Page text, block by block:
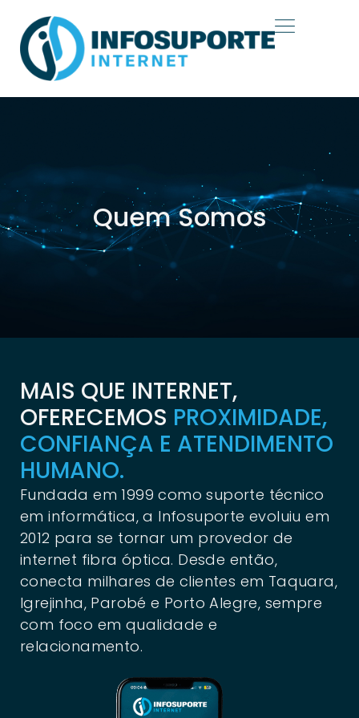
Quem Somos
MAIS QUE INTERNET,
OFERECEMOS PROXIMIDADE,
CONFIANÇA E ATENDIMENTO
HUMANO.
Fundada em 1999 como suporte técnico
em informática, a Infosuporte evoluiu em
2012 para se tornar um provedor de
internet fibra óptica. Desde então,
conecta milhares de clientes em Taquara,
Igrejinha, Parobé e Porto Alegre, sempre
com foco em qualidade e
relacionamento.